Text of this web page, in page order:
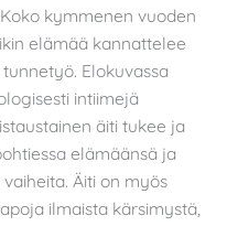
kymmenen vuoden
elämää kannattelee
Elokuvassa
intiimejä
äiti tukee ja
elämäänsä ja
Äiti on myös
ilmaista kärsimystä,